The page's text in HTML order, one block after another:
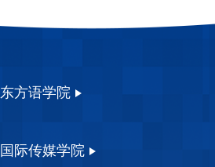
东方语学院
国际传媒学院